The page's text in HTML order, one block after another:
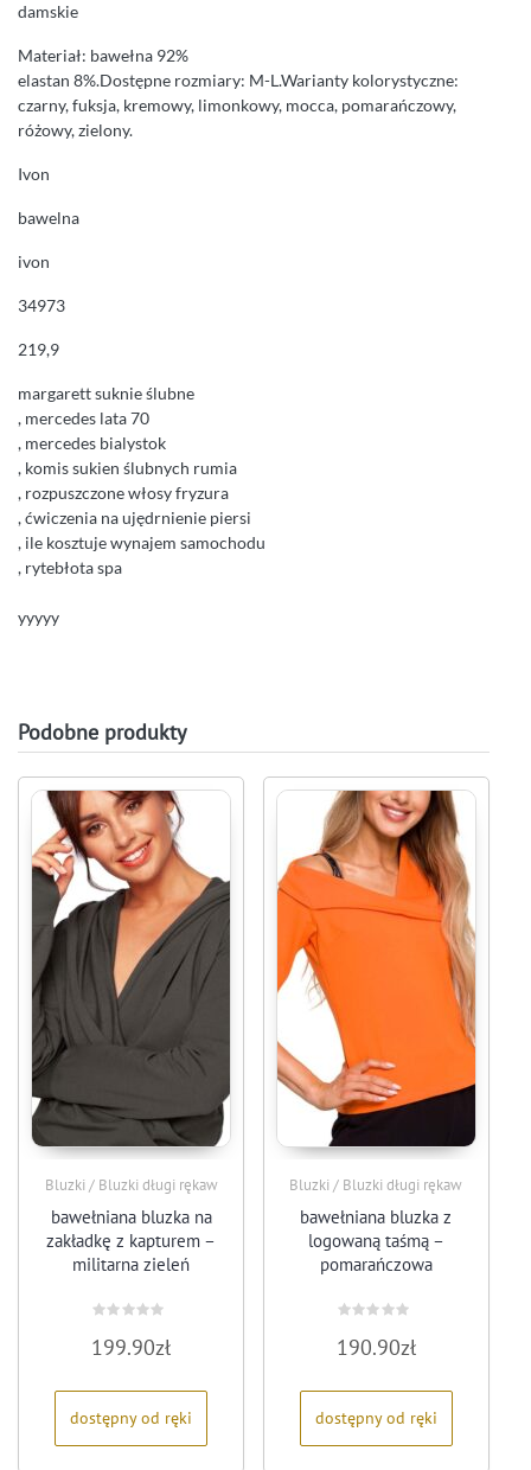
damskie
Materiał: bawełna 92%
elastan 8%.Dostępne rozmiary: M-L.Warianty kolorystyczne:
czarny, fuksja, kremowy, limonkowy, mocca, pomarańczowy,
różowy, zielony.
Ivon
bawelna
ivon
34973
219,9
margarett suknie ślubne
, mercedes lata 70
, mercedes bialystok
, komis sukien ślubnych rumia
, rozpuszczone włosy fryzura
, ćwiczenia na ujędrnienie piersi
, ile kosztuje wynajem samochodu
, rytebłota spa
yyyyy
Podobne produkty
Bluzki / Bluzki długi rękaw
bawełniana bluzka na
zakładkę z kapturem –
militarna zieleń
0
na
199.90zł
dostępny od ręki
Bluzki / Bluzki długi rękaw
bawełniana bluzka z
logowaną taśmą –
pomarańczowa
0
na
190.90zł
dostępny od ręki